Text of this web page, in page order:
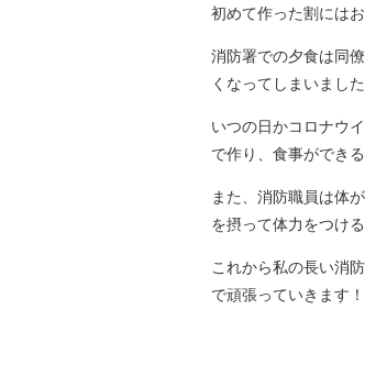
初めて作った割には
消防署での夕食は同
くなってしまいました
いつの日かコロナウ
で作り、食事ができ
また、消防職員は体
を摂って体力をつけ
これから私の長い消
で頑張っていきます！